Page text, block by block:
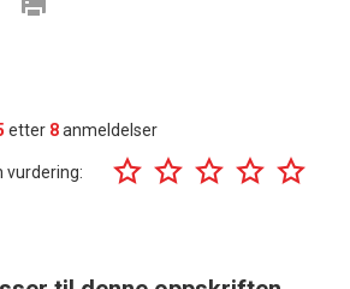
etter 8anmeldelser
vurdering: